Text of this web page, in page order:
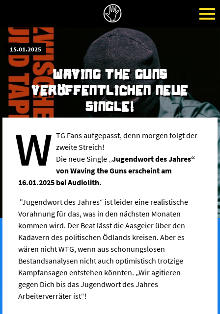
15.01.2025
WAVING THE GUNS
VERÖFFENTLICHEN NEUE
SINGLE!
W TG Fans aufgepasst, denn morgen folgt der
zweite Streich!
Die neue Single „Jugendwort des Jahres“
von Waving the Guns erscheint am
16.01.2025 bei Audiolith.
"Jugendwort des Jahres“ ist leider eine realistische
Vorahnung für das, was in den nächsten Monaten
kommen wird. Der Beat lässt die Aasgeier über den
Kadavern des politischen Ödlands kreisen. Aber es
wären nicht WTG, wenn aus schonungslosen
Bestandsanalysen nicht auch optimistisch trotzige
Kampfansagen entstehen könnten. „Wir agitieren
gegen Dich bis das Jugendwort des Jahres
Arbeiterverräter ist“!